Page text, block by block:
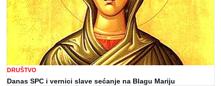
DRUŠTVO
Danas SPC i vernici slave sećanje na Blagu Mariju